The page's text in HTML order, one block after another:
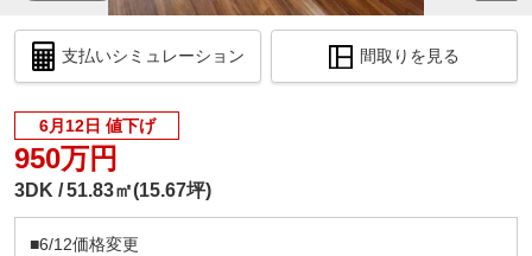
支払いシミュレーション 間取りを見る
6月12日 値下げ
950万円
3DK 51.83㎡(15.67坪)
■6/12価格変更